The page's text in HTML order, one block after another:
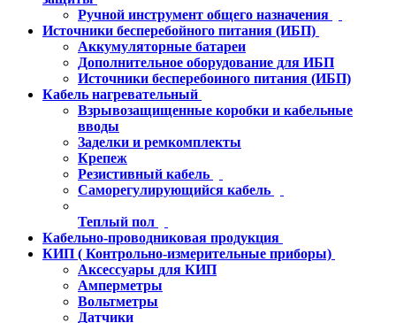
Ручной инструмент общего назначения
Источники бесперебойного питания (ИБП)
Аккумуляторные батареи
Дополнительное оборудование для ИБП
Источники бесперебоиного питания (ИБП)
Кабель нагревательный
Взрывозащищенные коробки и кабельные
вводы
Заделки и ремкомплекты
Крепеж
Резистивный кабель
Саморегулирующийся кабель
Теплый пол
Кабельно-проводниковая продукция
КИП ( Контрольно-измерительные приборы)
Аксессуары для КИП
Амперметры
Вольтметры
Датчики